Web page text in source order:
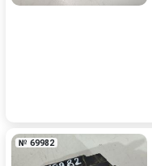
№ 69982